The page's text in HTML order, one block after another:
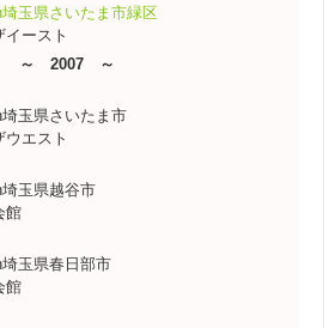
玉県さいたま市緑区
ースト
～ 2007 ～
玉県さいたま市
エスト
玉県越谷市
館
玉県春日部市
館